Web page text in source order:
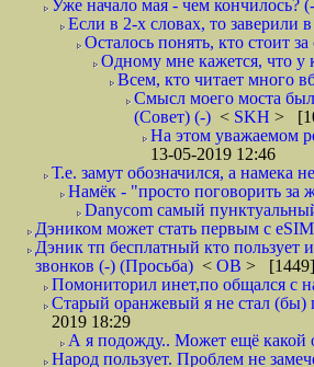
Уже начало мая - чем кончилось?
Если в 2-х словах, то заверили
Осталось понять, кто стоит
Одному мне кажется, что у
Всем, кто читает много
Смысл моего моста
(Совет) (-) < SKH >
На этом уважаемом
13-05-2019 12:46
Т.е. замут обозначился, а намека
Намёк - "просто поговорить за
Danycom самый
Дэником может стать первым с
Дэник тп бесплатный кто пользует
звонков (-) (Просьба) < ОВ >
Помониторил инет,по общался с
Старый оранжевый я не стал (бы)
2019 18:29
А я подожду.. Может ещё какой
Народ пользует. Проблем не